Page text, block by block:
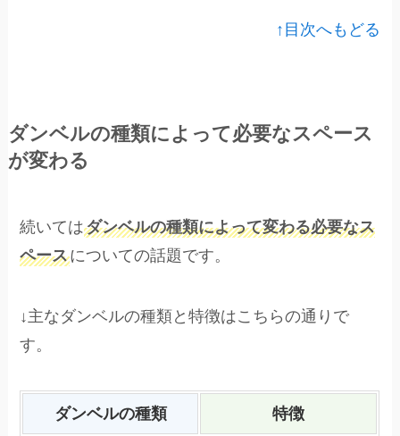
↑目次へもどる
ダンベルの種類によって必要なスペース
が変わる
続いてはダンベルの種類によって変わる必要なス
ペースについての話題です。
↓主なダンベルの種類と特徴はこちらの通りで
す。
ダンベルの種類 特徴